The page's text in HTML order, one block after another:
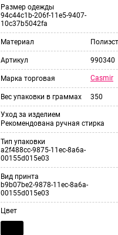
Размер одежды
94c44c1b-206f-11e5-9407-
10c37b5042fa
Материал
Артикул 990340
Марка торговая Casmir
Вес упаковки в граммах 350
Уход за изделием
Рекомендована ручная стирка
Тип упаковки
a2f488cc-9875-11ec-8a6a-
00155d015e03
Вид принта
b9b07be2-9878-11ec-8a6a-
00155d015e03
Цвет